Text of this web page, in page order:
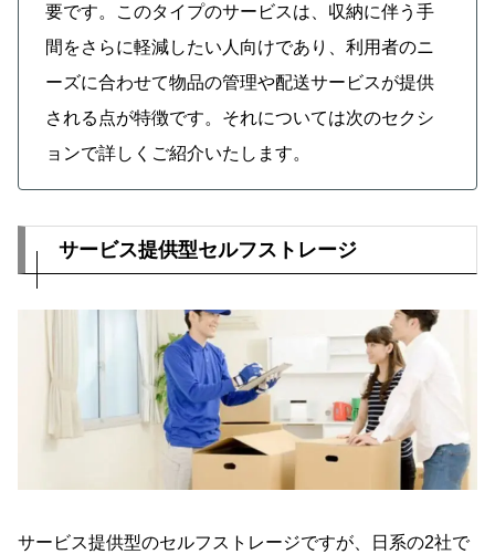
要です。このタイプのサービスは、収納に伴う手
間をさらに軽減したい人向けであり、利用者のニ
ーズに合わせて物品の管理や配送サービスが提供
される点が特徴です。それについては次のセクシ
ョンで詳しくご紹介いたします。
サービス提供型セルフストレージ
サービス提供型のセルフストレージですが、日系の2社で